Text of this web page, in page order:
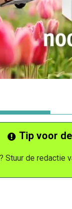
Tip voor
Stuur de redactie